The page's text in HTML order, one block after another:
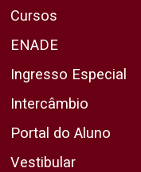
Cursos
ENADE
Ingresso Especial
Intercâmbio
Portal do Aluno
Vestibular